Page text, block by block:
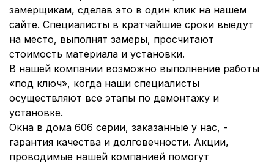
замерщикам, сделав это в один клик на нашем
сайте. Специалисты в кратчайшие сроки выедут
на место, выполнят замеры, просчитают
стоимость материала и установки.
В нашей компании возможно выполнение работы
«под ключ», когда наши специалисты
осуществляют все этапы по демонтажу и
установке.
Окна в дома 606 серии, заказанные у нас, -
гарантия качества и долговечности. Акции,
проводимые нашей компанией помогут